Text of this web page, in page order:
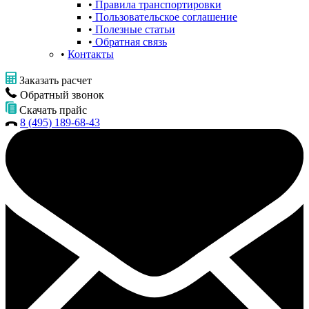
Правила транспортировки
Пользовательское соглашение
Полезные статьи
Обратная связь
Контакты
Заказать расчет
Обратный звонок
Скачать прайс
8 (495) 189-68-43